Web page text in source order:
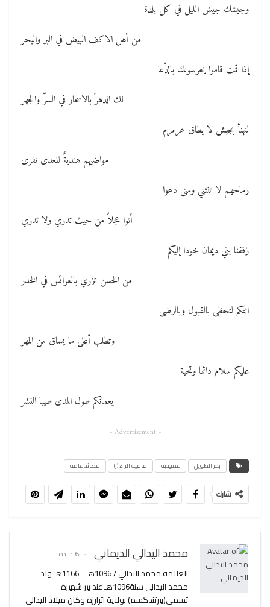
وجيشك جيش الليل في كل بلدة
من أهل الاكف البيض في البر والبحر
إذا قمت قاموا يحرسونك بالدّعا
لك الدهرَ بالاسحار في السرّ والجهر
لتهنأ بجيش لا يطاق عرمرم
مواضيهم هنديةٌ للعدى تفرى
رماحهم لا تنثني ومتى دعوا
أتوا عجلاً من حيث تدري ولا تدري
زففنا بني ديمان خودا إليكم
من الحسن تزري بالعرائس في الخدر
اتتكم لتحظى بالقبول وبالرضى
وتطلب أعلى ما يساق من المهر
عليكم سلام دائما وتحية
يعمانكم طول المدى طيبا النشر
- Advertisement -
بحر الطويل عموديه قافية الراء (ر) قصائد عامه
شارك
محمد اليدالي الديماني 6 مادة
العلامة محمد اليدالي / 1096هـ - 1166هـ ولد
محمد اليدالى سنة1096هـ عند بير شهيرة
تسمى(بيرتندگسم) بولاية اترارزة وكان ميلاد اليدالى